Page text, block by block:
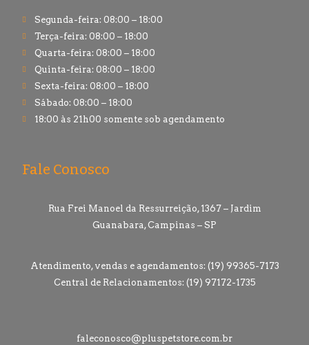
Segunda-feira: 08:00 – 18:00
Terça-feira: 08:00 – 18:00
Quarta-feira: 08:00 – 18:00
Quinta-feira: 08:00 – 18:00
Sexta-feira: 08:00 – 18:00
Sábado: 08:00 – 18:00
18:00 às 21h00 somente sob agendamento
Fale Conosco
Rua Frei Manoel da Ressurreição, 1367 – Jardim
Guanabara, Campinas – SP
Atendimento, vendas e agendamentos: (19) 99365-7173
Central de Relacionamentos: (19) 97172-1735
faleconosco@pluspetstore.com.br